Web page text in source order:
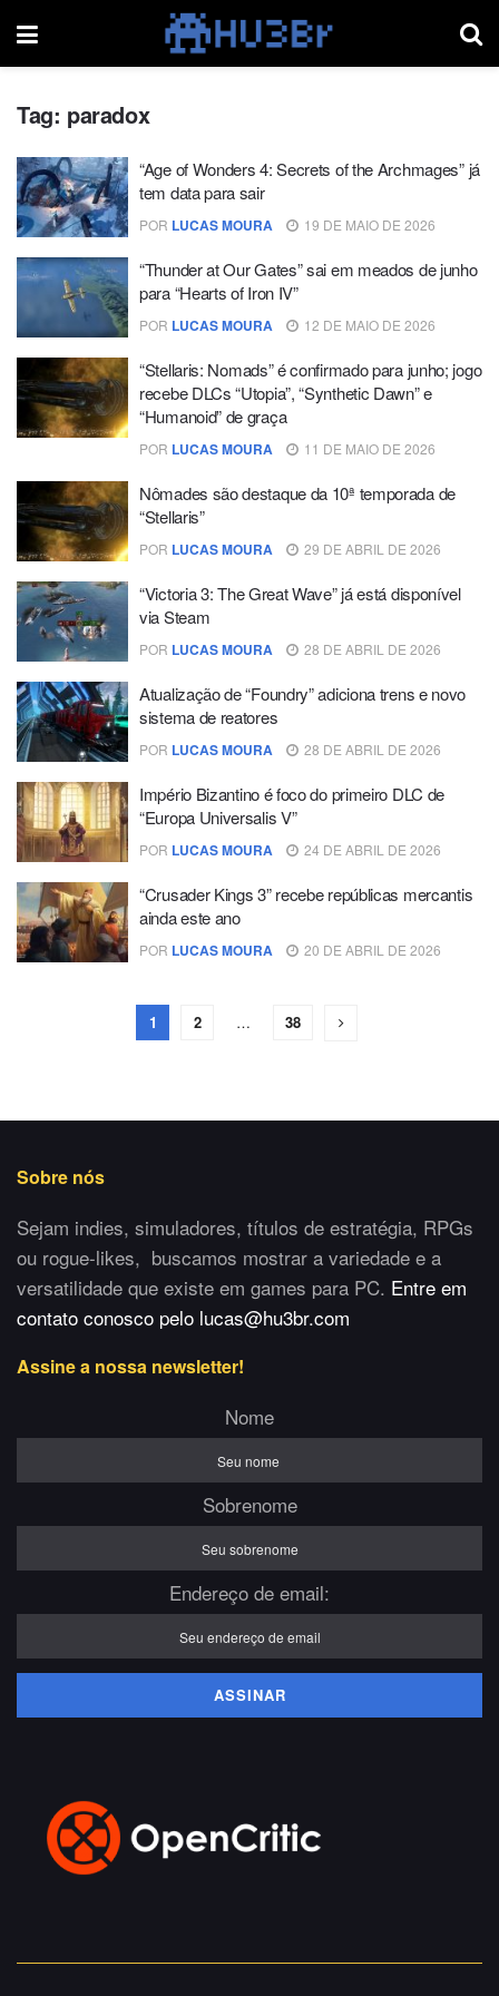
Tag: paradox
“Age of Wonders 4: Secrets of the Archmages” já
tem data para sair
POR LUCAS MOURA 19 DE MAIO DE 2026
“Thunder at Our Gates” sai em meados de junho
para “Hearts of Iron IV”
POR LUCAS MOURA 12 DE MAIO DE 2026
“Stellaris: Nomads” é confirmado para junho; jogo
recebe DLCs “Utopia”, “Synthetic Dawn” e
“Humanoid” de graça
POR LUCAS MOURA 11 DE MAIO DE 2026
Nômades são destaque da 10ª temporada de
“Stellaris”
POR LUCAS MOURA 29 DE ABRIL DE 2026
“Victoria 3: The Great Wave” já está disponível
via Steam
POR LUCAS MOURA 28 DE ABRIL DE 2026
Atualização de “Foundry” adiciona trens e novo
sistema de reatores
POR LUCAS MOURA 28 DE ABRIL DE 2026
Império Bizantino é foco do primeiro DLC de
“Europa Universalis V”
POR LUCAS MOURA 24 DE ABRIL DE 2026
“Crusader Kings 3” recebe repúblicas mercantis
ainda este ano
POR LUCAS MOURA 20 DE ABRIL DE 2026
1 2 … 38
Sobre nós
Sejam indies, simuladores, títulos de estratégia, RPGs
ou rogue-likes, buscamos mostrar a variedade e a
versatilidade que existe em games para PC. Entre em
contato conosco pelo lucas@hu3br.com
Assine a nossa newsletter!
Nome
Sobrenome
Endereço de email: